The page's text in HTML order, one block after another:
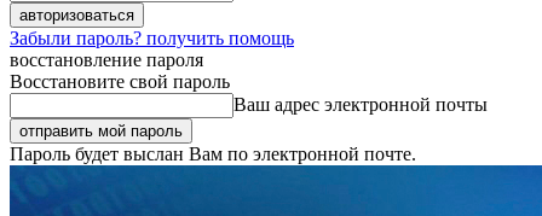
Забыли пароль? получить помощь
восстановление пароля
Восстановите свой пароль
Ваш адрес электронной почты
Пароль будет выслан Вам по электронной почте.